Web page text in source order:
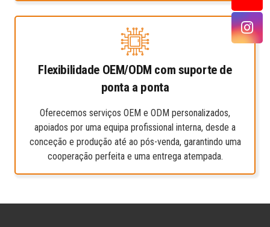
Flexibilidade OEM/ODM com suporte de
ponta a ponta
Oferecemos serviços OEM e ODM personalizados,
apoiados por uma equipa profissional interna, desde a
conceção e produção até ao pós-venda, garantindo uma
cooperação perfeita e uma entrega atempada.